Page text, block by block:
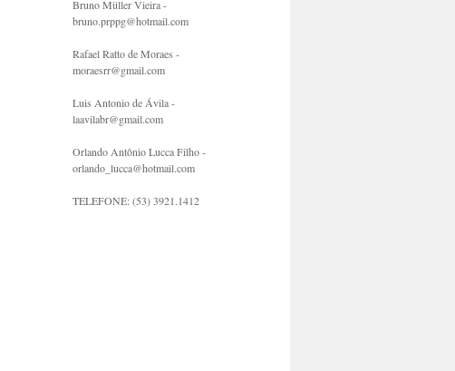
Bruno Müller Vieira -
bruno.prppg@hotmail.com
Rafael Ratto de Moraes -
moraesrr@gmail.com
Luis Antonio de Ávila -
laavilabr@gmail.com
Orlando Antônio Lucca Filho -
orlando_lucca@hotmail.com
TELEFONE: (53) 3921.1412